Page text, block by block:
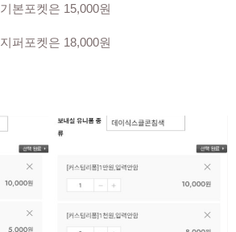
기본포켓은 15,000원
지퍼포켓은 18,000원